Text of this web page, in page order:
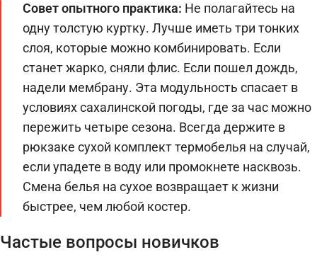
Совет опытного практика: Не полагайтесь на
одну толстую куртку. Лучше иметь три тонких
слоя, которые можно комбинировать. Если
станет жарко, сняли флис. Если пошел дождь,
надели мембрану. Эта модульность спасает в
условиях сахалинской погоды, где за час можно
пережить четыре сезона. Всегда держите в
рюкзаке сухой комплект термобелья на случай,
если упадете в воду или промокнете насквозь.
Смена белья на сухое возвращает к жизни
быстрее, чем любой костер.
Частые вопросы новичков